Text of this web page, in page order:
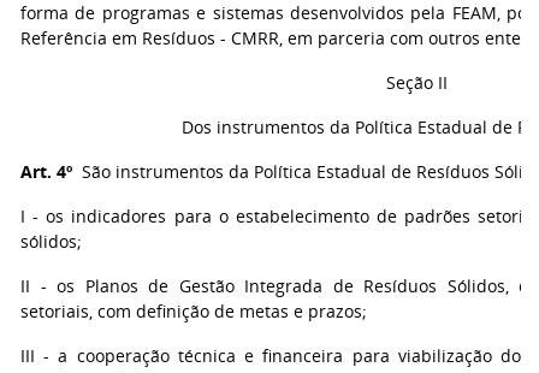
forma de programas e sistemas desenvolvidos pela FEAM,
Referência em Resíduos - CMRR, em parceria com outros
Seção II
Dos instrumentos da Política Estadual de
Art. 4º São instrumentos da Política Estadual de Resíduos
I - os indicadores para o estabelecimento de padrões
sólidos;
II - os Planos de Gestão Integrada de Resíduos Sólidos,
setoriais, com definição de metas e prazos;
III - a cooperação técnica e financeira para viabilização